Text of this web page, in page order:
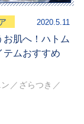
2020.5.11
お肌へ！ハトム
テムおすすめ
ざらつき